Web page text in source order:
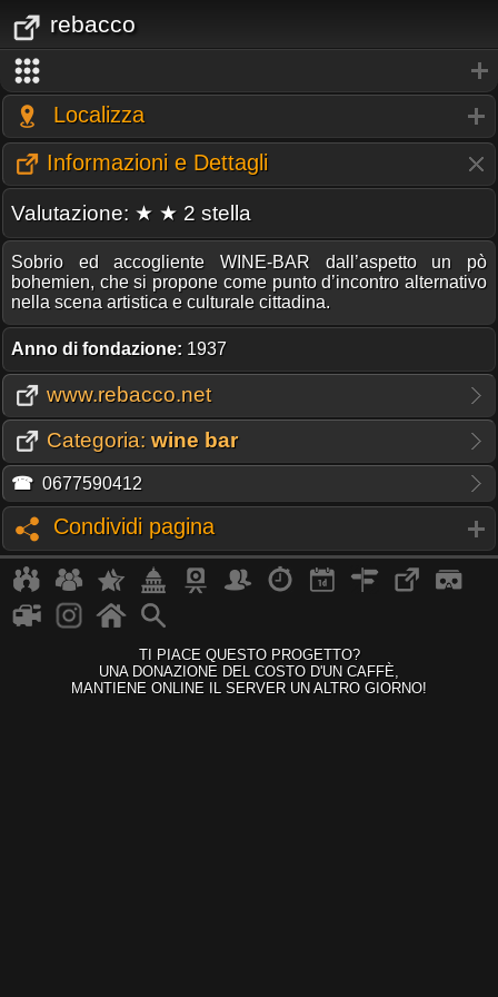
rebacco
Localizza
Informazioni e Dettagli
Valutazione: ★ ★ 2 stella
Sobrio ed accogliente WINE-BAR dall’aspetto un pò
bohemien, che si propone come punto d’incontro alternativo
nella scena artistica e culturale cittadina.
Anno di fondazione: 1937
www.rebacco.net
Categoria: wine bar
☎ 0677590412
Condividi pagina
TI PIACE QUESTO PROGETTO?
UNA DONAZIONE DEL COSTO D'UN CAFFÈ,
MANTIENE ONLINE IL SERVER UN ALTRO GIORNO!